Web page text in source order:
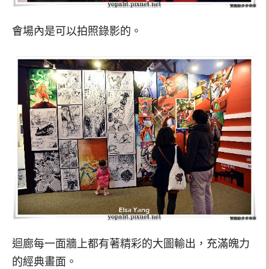
會場內是可以拍照錄影的。
迴廊每一面牆上都有著精彩的大圖輸出，充滿魄力
的經典畫面。